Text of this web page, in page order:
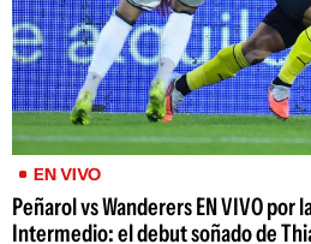
EN VIVO
Peñarol vs Wanderers EN VIVO por
Intermedio: el debut soñado de